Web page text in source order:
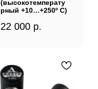
(высокотемперату
рный +10…+250º С)
22 000 р.